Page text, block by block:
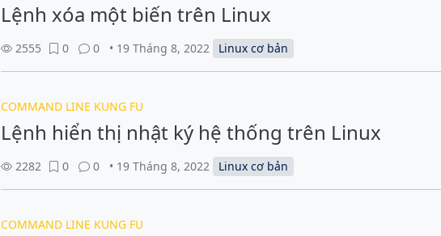
Lệnh xóa một biến trên Linux
2555 0 0 • 19 Tháng 8, 2022 Linux cơ bản
COMMAND LINE KUNG FU
Lệnh hiển thị nhật ký hệ thống trên Linux
2282 0 0 • 19 Tháng 8, 2022 Linux cơ bản
COMMAND LINE KUNG FU